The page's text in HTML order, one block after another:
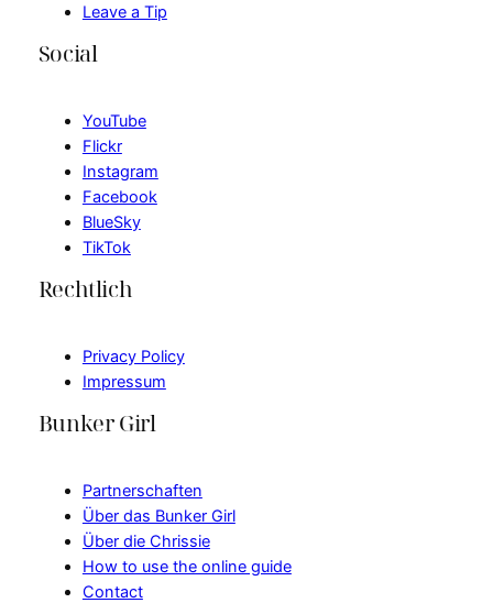
Leave a Tip
Social
YouTube
Flickr
Instagram
Facebook
BlueSky
TikTok
Rechtlich
Privacy Policy
Impressum
Bunker Girl
Partnerschaften
Über das Bunker Girl
Über die Chrissie
How to use the online guide
Contact